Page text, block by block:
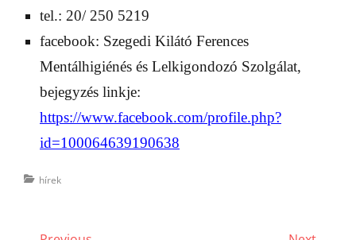
tel.: 20/ 250 5219
facebook: Szegedi Kilátó Ferences
Mentálhigiénés és Lelkigondozó Szolgálat,
bejegyzés linkje:
https://www.facebook.com/profile.php?
id=100064639190638
Categories
hírek